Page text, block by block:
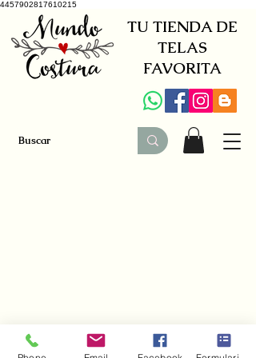
4457902817610215
TU TIENDA DE
TELAS
FAVORITA
+34 941579600 +34 650030142